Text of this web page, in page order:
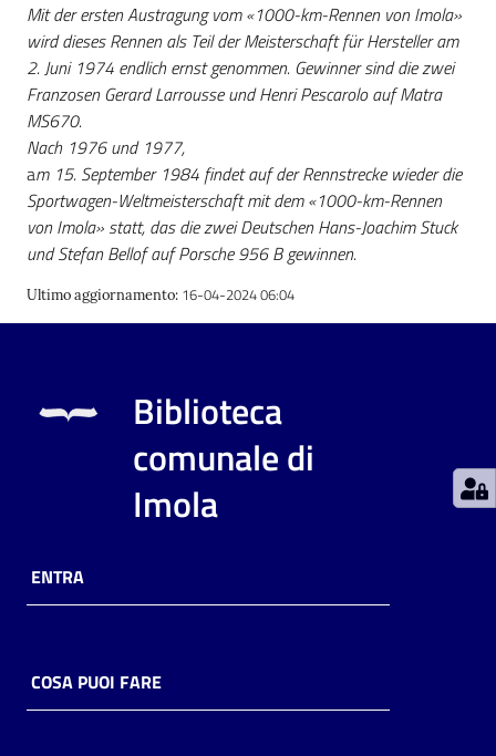
Patto
per
la
lettura
Seguici
su
Eventi
Avvisi
Mit der ersten Austragung vom «1000-km-Rennen von Imola»
wird dieses Rennen als Teil der Meisterschaft für Hersteller am
2. Juni 1974 endlich ernst genommen. Gewinner sind die zwei
Franzosen Gerard Larrousse und Henri Pescarolo auf Matra
MS670.
Nach 1976 und 1977,
am 15. September 1984 findet auf der Rennstrecke wieder die
Sportwagen-Weltmeisterschaft mit dem «1000-km-Rennen
von Imola» statt, das die zwei Deutschen Hans-Joachim Stuck
und Stefan Bellof auf Porsche 956 B gewinnen.
Ultimo aggiornamento: 16-04-2024 06:04
Biblioteca
comunale di
Imola
ENTRA
COSA PUOI FARE